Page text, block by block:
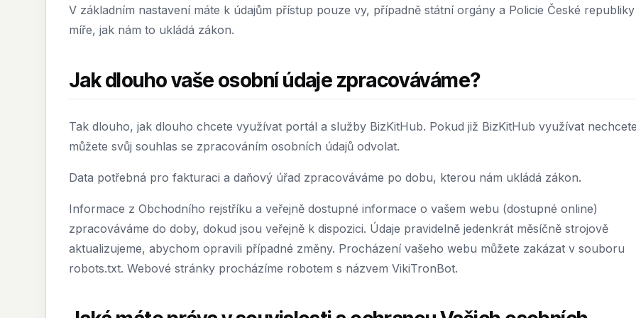
V základním nastavení máte k údajům přístup pouze vy, případně státní orgány a Policie České
míře, jak nám to ukládá zákon.
Jak dlouho vaše osobní údaje zpracováváme?
Tak dlouho, jak dlouho chcete využívat portál a služby BizKitHub. Pokud již BizKitHub využívat
můžete svůj souhlas se zpracováním osobních údajů odvolat.
Data potřebná pro fakturaci a daňový úřad zpracováváme po dobu, kterou nám ukládá zákon.
Informace z Obchodního rejstříku a veřejně dostupné informace o vašem webu (dostupné online)
zpracováváme do doby, dokud jsou veřejně k dispozici. Údaje pravidelně jedenkrát měsíčně strojově
aktualizujeme, abychom opravili případné změny. Procházení vašeho webu můžete zakázat v souboru
robots.txt. Webové stránky procházíme robotem s názvem VikiTronBot.